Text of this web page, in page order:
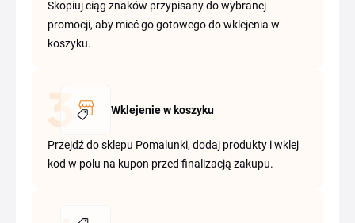
Skopiuj ciąg znaków przypisany do wybranej
promocji, aby mieć go gotowego do wklejenia w
koszyku.
Wklejenie w koszyku
Przejdź do sklepu Pomalunki, dodaj produkty i wklej
kod w polu na kupon przed finalizacją zakupu.